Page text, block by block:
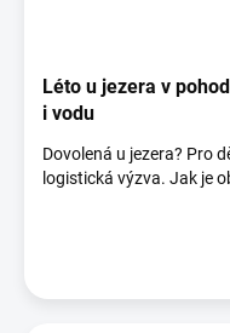
Léto u jezera v
i vodu
Dovolená u jezera? Pro
logistická výzva. Jak je